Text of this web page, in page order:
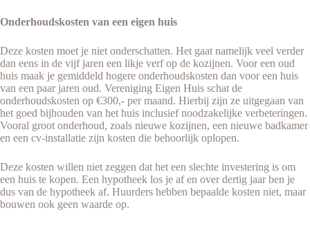
Onderhoudskosten van een eigen huis
Deze kosten moet je niet onderschatten. Het gaat namelijk veel verder
dan eens in de vijf jaren een likje verf op de kozijnen. Voor een oud
huis maak je gemiddeld hogere onderhoudskosten dan voor een huis
van een paar jaren oud. Vereniging Eigen Huis schat de
onderhoudskosten op €300,- per maand. Hierbij zijn ze uitgegaan van
het goed bijhouden van het huis inclusief noodzakelijke verbeteringen.
Vooral groot onderhoud, zoals nieuwe kozijnen, een nieuwe badkamer
en een cv-installatie zijn kosten die behoorlijk oplopen.
Deze kosten willen niet zeggen dat het een slechte investering is om
een huis te kopen. Een hypotheek los je af en over dertig jaar ben je
dus van de hypotheek af. Huurders hebben bepaalde kosten niet, maar
bouwen ook geen waarde op.